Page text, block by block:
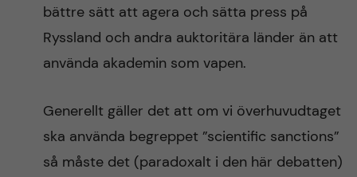
bättre sätt att agera och sätta press på
Ryssland och andra auktoritära länder än att
använda akademin som vapen.
Generellt gäller det att om vi överhuvudtaget
ska använda begreppet ”scientific sanctions”
så måste det (paradoxalt i den här debatten)